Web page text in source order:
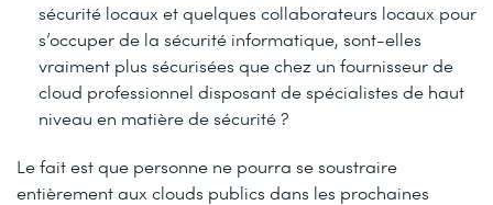
sécurité locaux et quelques collaborateurs locaux pour
s’occuper de la sécurité informatique, sont-elles
vraiment plus sécurisées que chez un fournisseur de
cloud professionnel disposant de spécialistes de haut
niveau en matière de sécurité ?
Le fait est que personne ne pourra se soustraire
entièrement aux clouds publics dans les prochaines